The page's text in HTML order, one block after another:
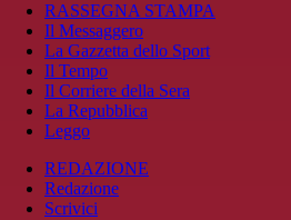
RASSEGNA STAMPA
Il Messaggero
La Gazzetta dello Sport
Il Tempo
Il Corriere della Sera
La Repubblica
Leggo
REDAZIONE
Redazione
Scrivici